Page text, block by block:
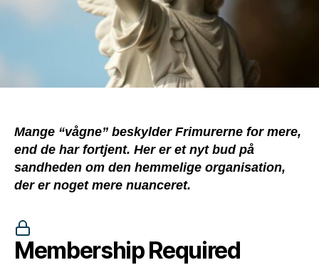
Mange “vågne” beskylder Frimurerne for mere,
end de har fortjent. Her er et nyt bud på
sandheden om den hemmelige organisation,
der er noget mere nuanceret.
Membership Required